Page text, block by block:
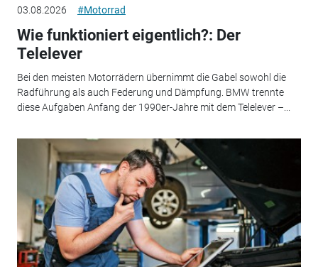
03.08.2026 #Motorrad
Wie funktioniert eigentlich?: Der
Telelever
Bei den meisten Motorrädern übernimmt die Gabel sowohl die
Radführung als auch Federung und Dämpfung. BMW trennte
diese Aufgaben Anfang der 1990er-Jahre mit dem Telelever –...